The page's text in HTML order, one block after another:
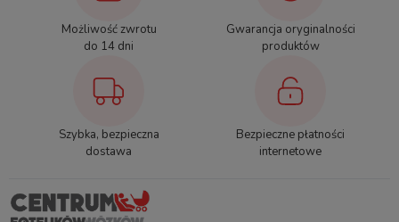
Możliwość zwrotu
do 14 dni
Gwarancja oryginalności
produktów
Szybka, bezpieczna
dostawa
Bezpieczne płatności
internetowe